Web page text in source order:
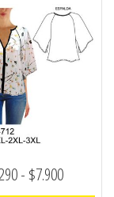
- $7.900Rango